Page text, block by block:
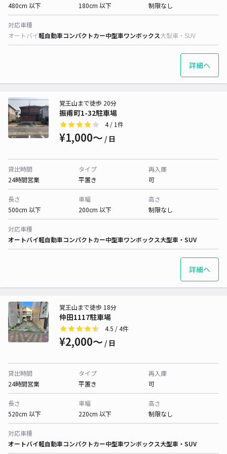
480cm 以下
180cm 以下
制限なし
対応車種
オートバイ軽自動車コンパクトカー中型車ワンボックス大型車・SUV
詳細へ
振甫町1-32駐車場
覚王山まで徒歩 20分
4/ 1件
¥1,000〜 / 日
貸出時間
24時間営業
タイプ
平置き
再入庫
可
長さ
500cm 以下
車幅
200cm 以下
高さ
制限なし
対応車種
オートバイ軽自動車コンパクトカー中型車ワンボックス大型車・SUV
詳細へ
仲田1117駐車場
覚王山まで徒歩 18分
4.5 / 4件
¥2,000〜 / 日
貸出時間
24時間営業
タイプ
平置き
再入庫
可
長さ
520cm 以下
車幅
220cm 以下
高さ
制限なし
対応車種
オートバイ軽自動車コンパクトカー中型車ワンボックス大型車・SUV